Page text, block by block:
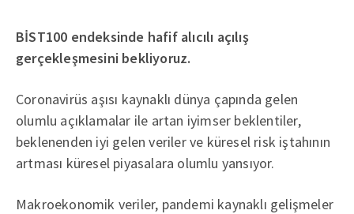
BİST100 endeksinde hafif alıcılı açılış
gerçekleşmesini bekliyoruz.
Coronavirüs aşısı kaynaklı dünya çapında gelen
olumlu açıklamalar ile artan iyimser beklentiler,
beklenenden iyi gelen veriler ve küresel risk iştahının
artması küresel piyasalara olumlu yansıyor.
Makroekonomik veriler, pandemi kaynaklı gelişmeler